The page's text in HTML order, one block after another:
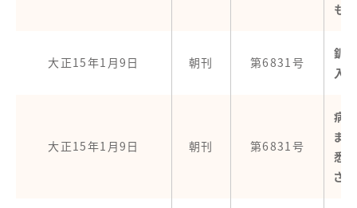
も
大正15年1月9日 朝刊 第6831号
釧
入
大正15年1月9日 朝刊 第6831号
病
ま
悉
さ